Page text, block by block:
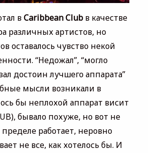
вCaribbean Clubв качестве
различных артистов, но
оставалось чувство некой
“Недожал”, “могло
достоин лучшего аппарата”
мысли возникали в
бы неплохой аппарат висит
бывало похуже, но вот не
пределе работает, неровно
не все, как хотелось бы. И